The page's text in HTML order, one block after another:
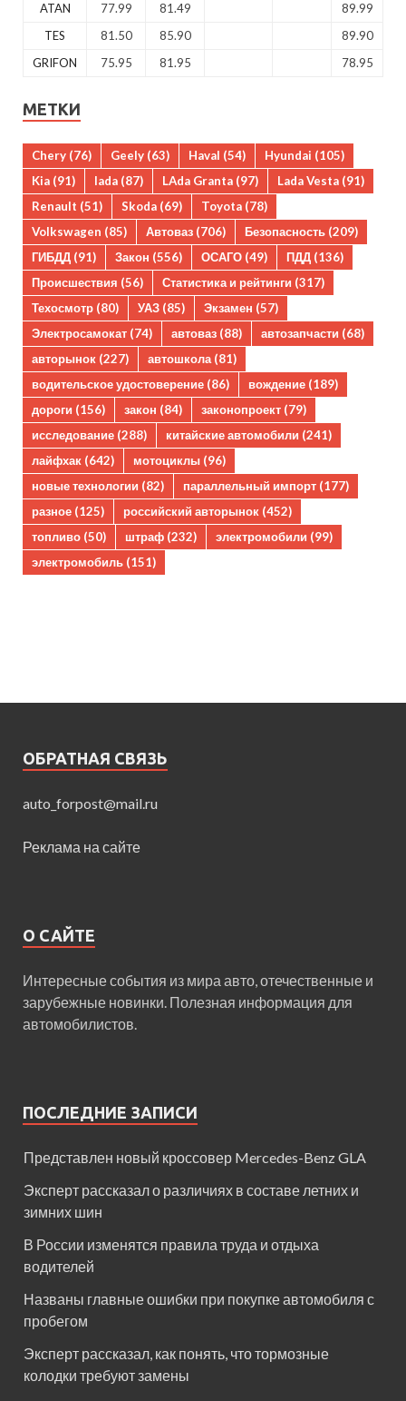
ATAN 77.99 81.49
89.99
TES
81.50 85.90
89.90
GRIFON
75.95 81.95 78.95
МЕТКИ
Chery (76) Geely (63) Haval (54) Hyundai (105)
Kia (91) lada (87) LAda Granta (97) Lada Vesta (91)
Renault (51) Skoda (69) Toyota (78)
Volkswagen (85) Автоваз (706) Безопасность (209)
ГИБДД (91) Закон (556) ОСАГО (49) ПДД (136)
Происшествия (56) Статистика и рейтинги (317)
Техосмотр (80) УАЗ (85) Экзамен (57)
Электросамокат (74) автоваз (88) автозапчасти (68)
авторынок (227) автошкола(81)
водительское удостоверение (86) вождение (189)
дороги (156) закон (84) законопроект (79)
исследование (288) китайские автомобили (241)
лайфхак (642) мотоциклы (96)
новые технологии (82) параллельный импорт (177)
разное (125) российский авторынок (452)
топливо (50) штраф (232) электромобили (99)
электромобиль (151)
ОБРАТНАЯ СВЯЗЬ
auto_forpost@mail.ru
Реклама на сайте
О САЙТЕ
Интересные события из мира авто, отечественные и
зарубежные новинки. Полезная информация для
автомобилистов.
ПОСЛЕДНИЕ ЗАПИСИ
Представлен новый кроссовер Mercedes-Benz GLA
Эксперт рассказал о различиях в составе летних и
зимних шин
В России изменятся правила труда и отдыха
водителей
Названы главные ошибки при покупке автомобиля с
пробегом
Эксперт рассказал, как понять, что тормозные
колодки требуют замены